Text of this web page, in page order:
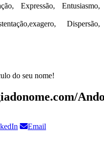
Expressão, Entusiasmo,
Dispersão,
do seu nome!
Email